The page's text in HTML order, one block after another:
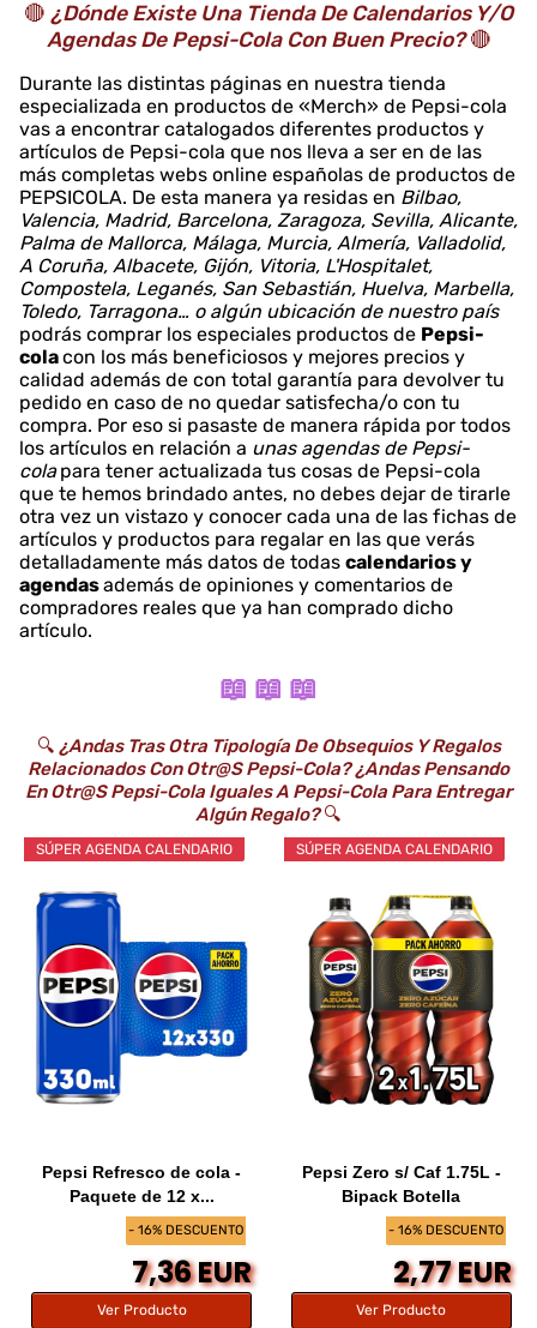
🔴 ¿Dónde Existe Una Tienda De Calendarios Y/o
Agendas De Pepsi-Cola Con Buen Precio?🔴
Durante las distintas páginas en nuestra tienda
especializada en productos de «Merch» de Pepsi-cola
vas a encontrar catalogados diferentes productos y
artículos de Pepsi-cola que nos lleva a ser en de las
más completas webs online españolas de productos de
PEPSICOLA. De esta manera ya residas en Bilbao,
Valencia, Madrid, Barcelona, Zaragoza, Sevilla, Alicante,
Palma de Mallorca, Málaga, Murcia, Almería, Valladolid,
A Coruña, Albacete, Gijón, Vitoria, L'Hospitalet,
Compostela, Leganés, San Sebastián, Huelva, Marbella,
Toledo, Tarragona… o algún ubicación de nuestro país
podrás comprar los especiales productos de Pepsi-
colacon los más beneficiosos y mejores precios y
calidad además de con total garantía para devolver tu
pedido en caso de no quedar satisfecha/o con tu
compra. Por eso si pasaste de manera rápida por todos
los artículos en relación a unas agendas de Pepsi-
cola para tener actualizada tus cosas de Pepsi-cola
que te hemos brindado antes, no debes dejar de tirarle
otra vez un vistazo y conocer cada una de las fichas de
artículos y productos para regalar en las que verás
detalladamente más datos de todas calendarios y
agendasademás de opiniones y comentarios de
compradores reales que ya han comprado dicho
artículo.
📖 📖 📖
🔍 ¿Andas Tras Otra Tipología De Obsequios Y Regalos
Relacionados Con Otr@s Pepsi-Cola? ¿Andas Pensando
En Otr@s Pepsi-Cola Iguales A Pepsi-Cola Para Entregar
Algún Regalo?🔍
- 16% DESCUENTO
SÚPER AGENDA CALENDARIO
Pepsi Refresco de cola -
Paquete de 12 x...
7,36 EUR
Ver Producto
- 16% DESCUENTO
SÚPER AGENDA CALENDARIO
Pepsi Zero s/ Caf 1.75L -
Bipack Botella
2,77 EUR
Ver Producto